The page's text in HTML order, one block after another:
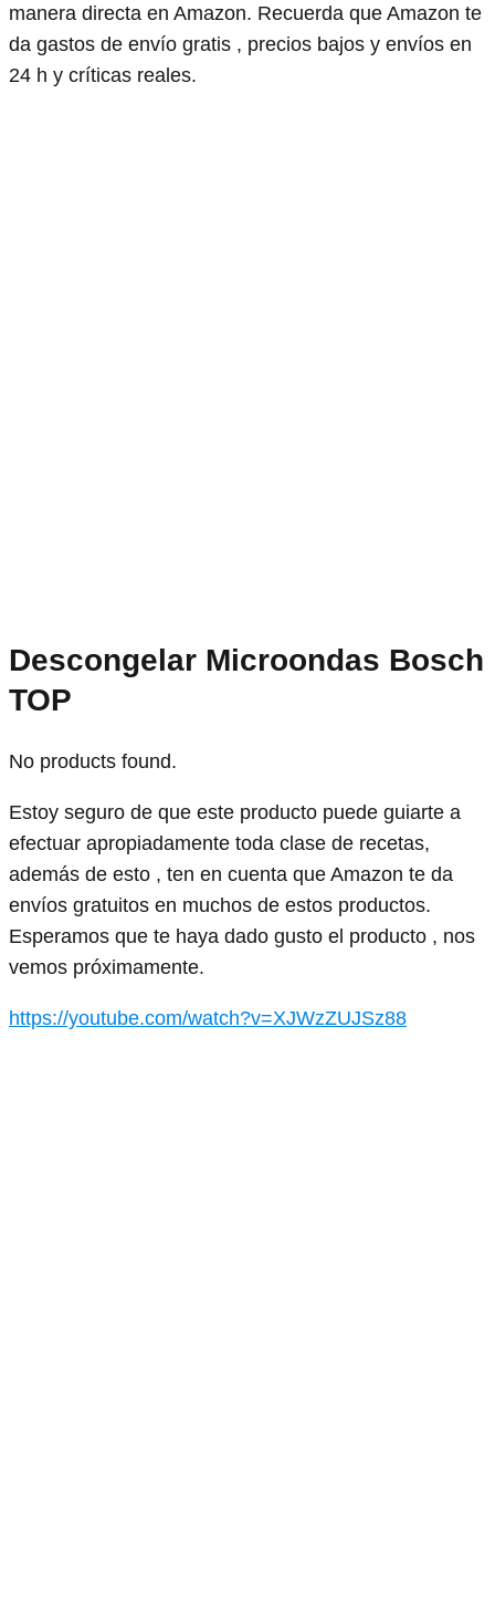
manera directa en Amazon. Recuerda que Amazon te
da gastos de envío gratis , precios bajos y envíos en
24 h y críticas reales.
Descongelar Microondas Bosch
TOP
No products found.
Estoy seguro de que este producto puede guiarte a
efectuar apropiadamente toda clase de recetas,
además de esto , ten en cuenta que Amazon te da
envíos gratuitos en muchos de estos productos.
Esperamos que te haya dado gusto el producto , nos
vemos próximamente.
https://youtube.com/watch?v=XJWzZUJSz88